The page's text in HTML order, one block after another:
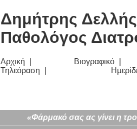
Δημήτρης
Παθολόγος
Αρχική
Βιογραφικό
Τηλεόραση
«Φάρμακό σας ας γίνει η